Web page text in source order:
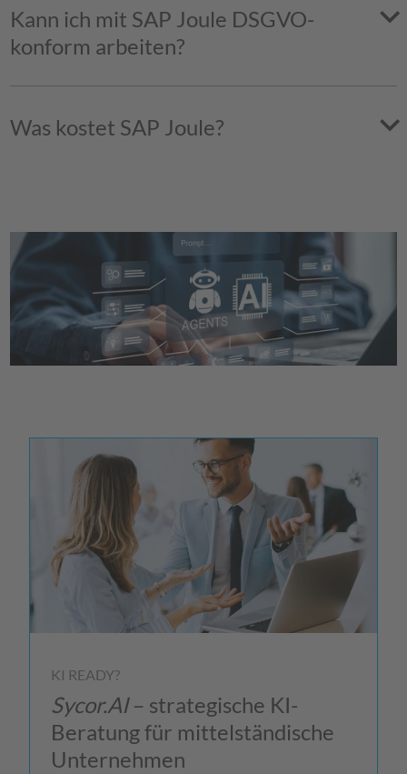
Kann ich mit SAP Joule DSGVO-
konform arbeiten?
Was kostet SAP Joule?
KI READY?
Sycor.AI– strategische KI-
Beratung für mittelständische
Unternehmen